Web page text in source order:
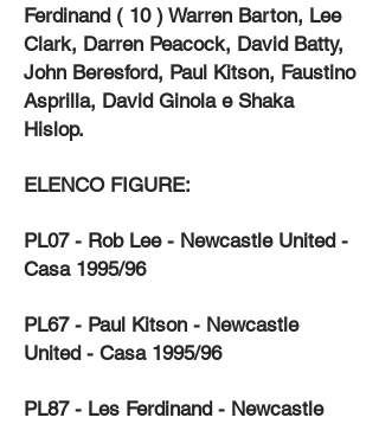
Ferdinand ( 10 ) Warren Barton, Lee
Clark, Darren Peacock, David Batty,
John Beresford, Paul Kitson, Faustino
Asprilla, David Ginola e Shaka
Hislop.
ELENCO FIGURE:
PL07 - Rob Lee - Newcastle United -
Casa 1995/96
PL67 - Paul Kitson - Newcastle
United - Casa 1995/96
PL87 - Les Ferdinand - Newcastle